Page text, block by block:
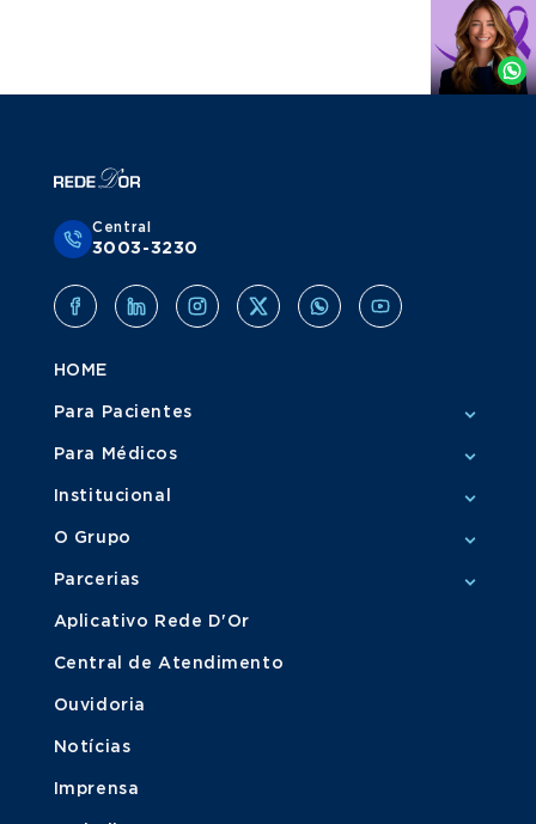
Agende
Whatsapp
Central
3003-3230
HOME
Para Pacientes
Para Médicos
Institucional
O Grupo
Parcerias
Aplicativo Rede D'Or
Central de Atendimento
Ouvidoria
Notícias
Imprensa